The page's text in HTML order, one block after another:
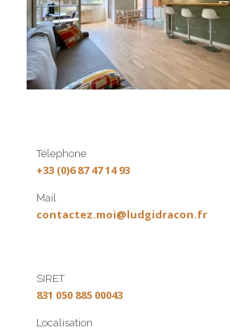
Télephone
+33 (0)6 87 47 14 93
Mail
contactez.moi@ludgidracon.fr
SIRET
831 050 885 00043
Localisation